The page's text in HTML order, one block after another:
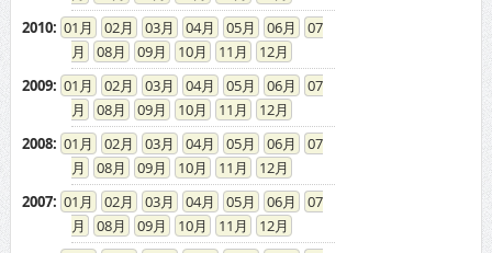
2010: 01 02 03 04 05 06
07
08
09 10 11
12
2009: 01 02 03 04 05 06
07
08
09 10 11
12
2008: 01 02 03 04 05 06
07
08
09 10 11
12
2007: 01 02 03 04 05 06
07
08
09 10 11
12